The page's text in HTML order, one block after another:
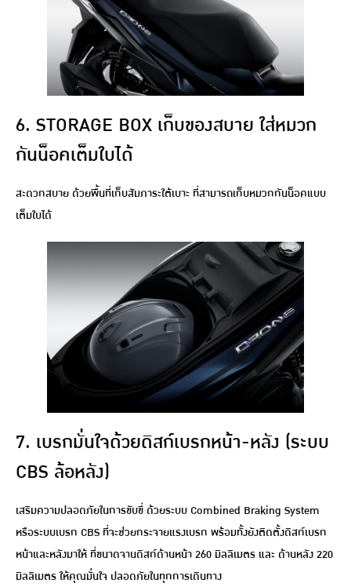
6. STORAGE BOX เก็บของสบาย ใส่หมวก
กันน็อคเต็มใบได้
สะดวกสบาย ด้วยพื้นที่เก็บสัมภาระใต้เบาะ ที่สามารถเก็บหมวกกันน็อคแบบ
เต็มใบได้
7. เบรกมั่นใจด้วยดิสก์เบรกหน้า-หลัง (ระบบ
CBS ล้อหลัง)
เสริมความปลอดภัยในการขับขี่ ด้วยระบบ Combined Braking System
หรือระบบเบรก CBS ที่จะช่วยกระจายแรงเบรก พร้อมทั้งยังติดตั้งดิสก์เบรก
หน้าและหลังมาให้ ที่ขนาดจานดิสก์ด้านหน้า 260 มิลลิเมตร และ ด้านหลัง 220
มิลลิเมตร ให้คุณมั่นใจ ปลอดภัยในทุกการเดินทาง